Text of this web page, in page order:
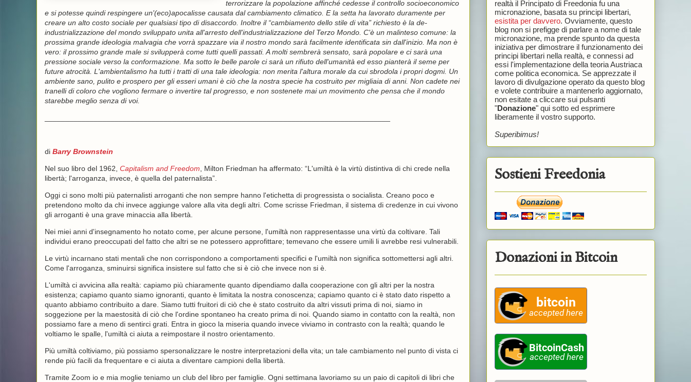
terrorizzare la popolazione affinché cedesse il controllo socioeconomico
e si potesse quindi respingere un'(eco)apocalisse causata dal cambiamento climatico. E la setta ha lavorato duramente per
creare un alto costo sociale per qualsiasi tipo di disaccordo. Inoltre il “cambiamento dello stile di vita” richiesto è la de-
industrializzazione del mondo sviluppato unita all'arresto dell'industrializzazione del Terzo Mondo. C'è un malinteso comune: la
prossima grande ideologia malvagia che vorrà spazzare via il nostro mondo sarà facilmente identificata sin dall'inizio. Ma non è
vero: il prossimo grande male si svilupperà come tutti quelli passati. A molti sembrerà sensato, sarà popolare e ci sarà una
pressione sociale verso la conformazione. Ma sotto le belle parole ci sarà un rifiuto dell'umanità ed esso pianterà il seme per
future atrocità. L'ambientalismo ha tutti i tratti di una tale ideologia: non merita l'altura morale da cui sbrodola i propri dogmi. Un
ambiente sano, pulito e prospero per gli esseri umani è ciò che la nostra specie ha costruito per migliaia di anni. Non cadete nei
tranelli di coloro che vogliono fermare o invertire tal progresso, e non sostenete mai un movimento che pensa che il mondo
starebbe meglio senza di voi.
di Barry Brownstein
Nel suo libro del 1962, Capitalism and Freedom , Milton Friedman ha affermato: “L'umiltà è la virtù distintiva di chi crede nella
libertà; l'arroganza, invece, è quella del paternalista”.
Oggi ci sono molti più paternalisti arroganti che non sempre hanno l'etichetta di progressista o socialista. Creano poco e
pretendono molto da chi invece aggiunge valore alla vita degli altri. Come scrisse Friedman, il sistema di credenze in cui vivono
gli arroganti è una grave minaccia alla libertà.
Nei miei anni d'insegnamento ho notato come, per alcune persone, l'umiltà non rappresentasse una virtù da coltivare. Tali
individui erano preoccupati del fatto che altri se ne potessero approfittare; temevano che essere umili li avrebbe resi vulnerabili.
Le virtù incarnano stati mentali che non corrispondono a comportamenti specifici e l'umiltà non significa sottomettersi agli altri.
Come l'arroganza, sminuirsi significa insistere sul fatto che si è ciò che invece non si è.
L'umiltà ci avvicina alla realtà: capiamo più chiaramente quanto dipendiamo dalla cooperazione con gli altri per la nostra
esistenza; capiamo quanto siamo ignoranti, quanto è limitata la nostra conoscenza; capiamo quanto ci è stato dato rispetto a
quanto abbiamo contribuito a dare. Siamo tutti fruitori di ciò che è stato costruito da altri vissuti prima di noi, siamo in
soggezione per la maestosità di ciò che l'ordine spontaneo ha creato prima di noi. Quando siamo in contatto con la realtà, non
possiamo fare a meno di sentirci grati. Entra in gioco la miseria quando invece viviamo in contrasto con la realtà; quando le
voltiamo le spalle, l'umiltà ci aiuta a reimpostare il nostro orientamento.
Più umiltà coltiviamo, più possiamo spersonalizzare le nostre interpretazioni della vita; un tale cambiamento nel punto di vista ci
rende più facili da frequentare e ci aiuta a diventare campioni della libertà.
Tramite Zoom io e mia moglie teniamo un club del libro per famiglie. Ogni settimana lavoriamo su un paio di capitoli di libri che
realtà il Principato di Freedonia fu una
micronazione, basata su principi libertari,
esistita per davvero. Ovviamente, questo
blog non si prefigge di parlare a nome di tale
micronazione, ma prende spunto da questa
iniziativa per dimostrare il funzionamento dei
principi libertari nella realtà, e connessi ad
essi l'implementazione della teoria Austriaca
come politica economica. Se apprezzate il
lavoro di divulgazione operato da questo blog
e volete contribuire a mantenerlo aggiornato,
non esitate a cliccare sui pulsanti
"Donazione" qui sotto ed esprimere
liberamente il vostro supporto.
Superibimus!
Sostieni Freedonia
Donazioni in Bitcoin